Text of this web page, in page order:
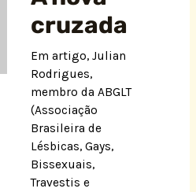
cruzada
Em artigo, Julian
Rodrigues,
membro da ABGLT
(Associação
Brasileira de
Lésbicas, Gays,
Bissexuais,
Travestis e